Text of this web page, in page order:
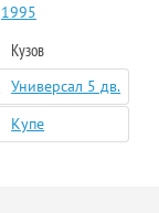
1995
Кузов
Универсал 5 дв.
Купе